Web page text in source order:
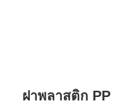
ฝาพลาสติก